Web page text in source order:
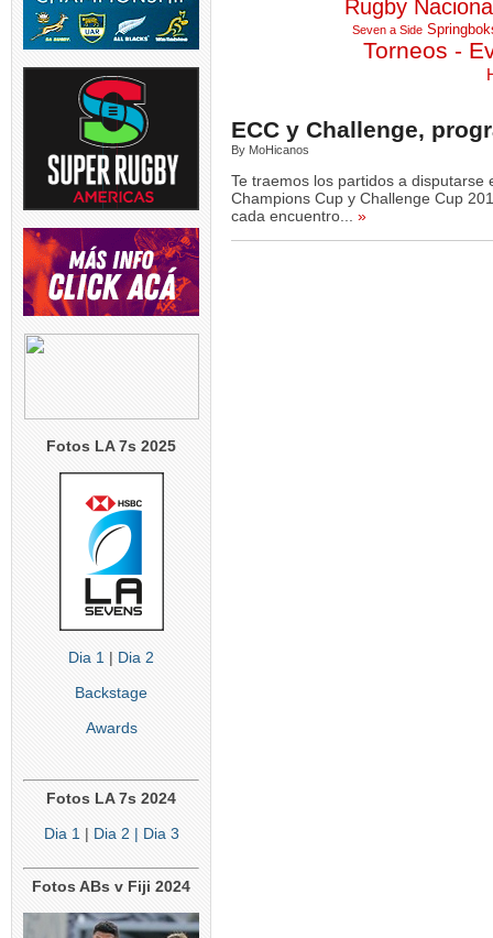
Fotos LA 7s 2025
Dia 1 | Dia 2
Backstage
Awards
Fotos LA 7s 2024
Dia 1 | Dia 2 | Dia 3
Fotos ABs v Fiji 2024
Rugby
Seven a Side
Torneos -
ECC y Challenge,
By MoHicanos
Te traemos los partidos a
Champions Cup y Challenge Cup
cada encuentro...
»
Springboks,
...
4 0
RUGBY DE OPINION | Se
modifica permanentemente
el...
4 0
preparan para recibir a...
5 0
1
Albornoz